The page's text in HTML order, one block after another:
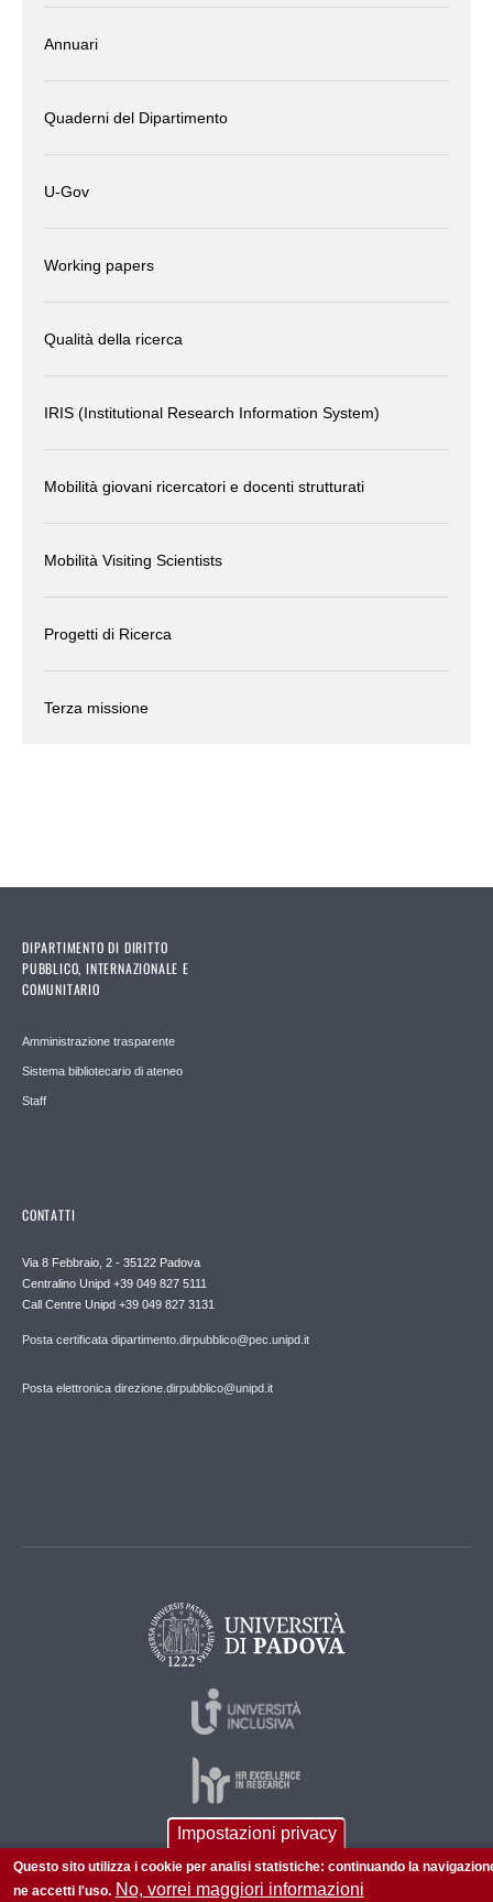
Annuari
Quaderni del Dipartimento
U-Gov
Working papers
Qualità della ricerca
IRIS (Institutional Research Information System)
Mobilità giovani ricercatori e docenti strutturati
Mobilità Visiting Scientists
Progetti di Ricerca
Terza missione
DIPARTIMENTO DI DIRITTO
PUBBLICO, INTERNAZIONALE E
COMUNITARIO
Amministrazione trasparente
Sistema bibliotecario di ateneo
Staff
CONTATTI
Via 8 Febbraio, 2 - 35122 Padova
Centralino Unipd +39 049 827 5111
Call Centre Unipd +39 049 827 3131
Posta certificata dipartimento.dirpubblico@pec.unipd.it
Posta elettronica direzione.dirpubblico@unipd.it
© 2026 Università di Padova - Tutti i diritti riservati
Impostazioni privacy
Questo sito utilizza i cookie per analisi statistiche: continuando la
ne accetti l'uso. No, vorrei maggiori informazioni